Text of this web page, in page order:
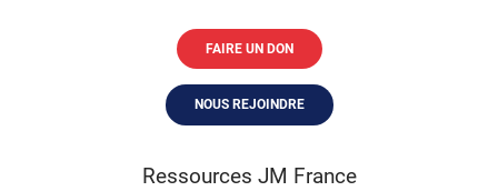
FAIRE UN DON
NOUS REJOINDRE
Ressources JM France